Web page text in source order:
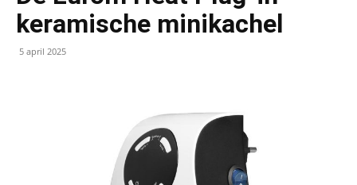
keramische minikachel
5 april 2025